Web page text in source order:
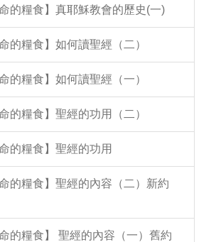
的糧食】真耶穌教會的歷史(一)
的糧食】如何讀聖經（二）
的糧食】如何讀聖經（一）
的糧食】聖經的功用（二）
的糧食】聖經的功用
的糧食】聖經的內容（二）新約
的糧食】 聖經的內容（一）舊約